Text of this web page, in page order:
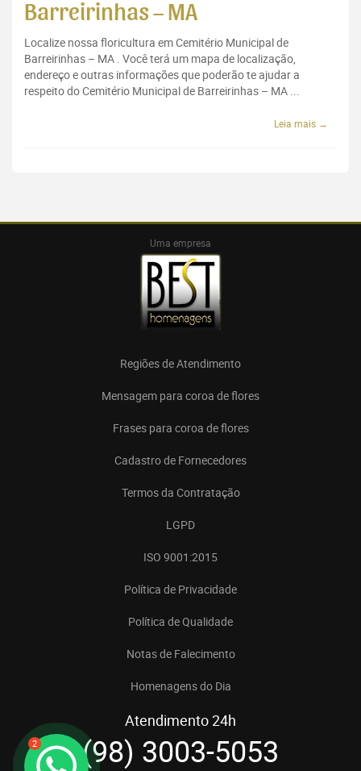
2
Barreirinhas – MA
Localize nossa floricultura em Cemitério Municipal de
Barreirinhas – MA . Você terá um mapa de localização,
endereço e outras informações que poderão te ajudar a
respeito do Cemitério Municipal de Barreirinhas – MA ...
Leia mais →
Uma empresa
Regiões de Atendimento
Mensagem para coroa de flores
Frases para coroa de flores
Cadastro de Fornecedores
Termos da Contratação
LGPD
ISO 9001:2015
Política de Privacidade
Política de Qualidade
Notas de Falecimento
Homenagens do Dia
Atendimento 24h
(98) 3003-5053